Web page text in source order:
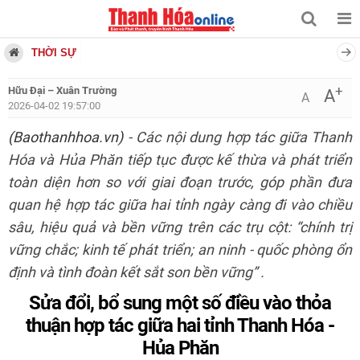
THỜI SỰ
Hữu Đại – Xuân Trường
2026-04-02 19:57:00
A A+
(Baothanhhoa.vn)- Các nội dung hợp tác giữa Thanh
Hóa và Hủa Phăn tiếp tục được kế thừa và phát triển
toàn diện hơn so với giai đoạn trước, góp phần đưa
quan hệ hợp tác giữa hai tỉnh ngày càng đi vào chiều
sâu, hiệu quả và bền vững trên các trụ cột: “chính trị
vững chắc; kinh tế phát triển; an ninh - quốc phòng ổn
định và tình đoàn kết sắt son bền vững” .
Sửa đổi, bổ sung một số điều vào thỏa
thuận hợp tác giữa hai tỉnh Thanh Hóa -
Hủa Phăn